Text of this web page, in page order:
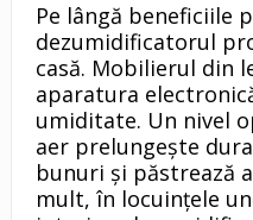
Pe lângă beneficiile
dezumidificatorul
casă. Mobilierul din
aparatura
umiditate. Un nivel
aer prelungește
bunuri și păstrează
mult, în locuințele